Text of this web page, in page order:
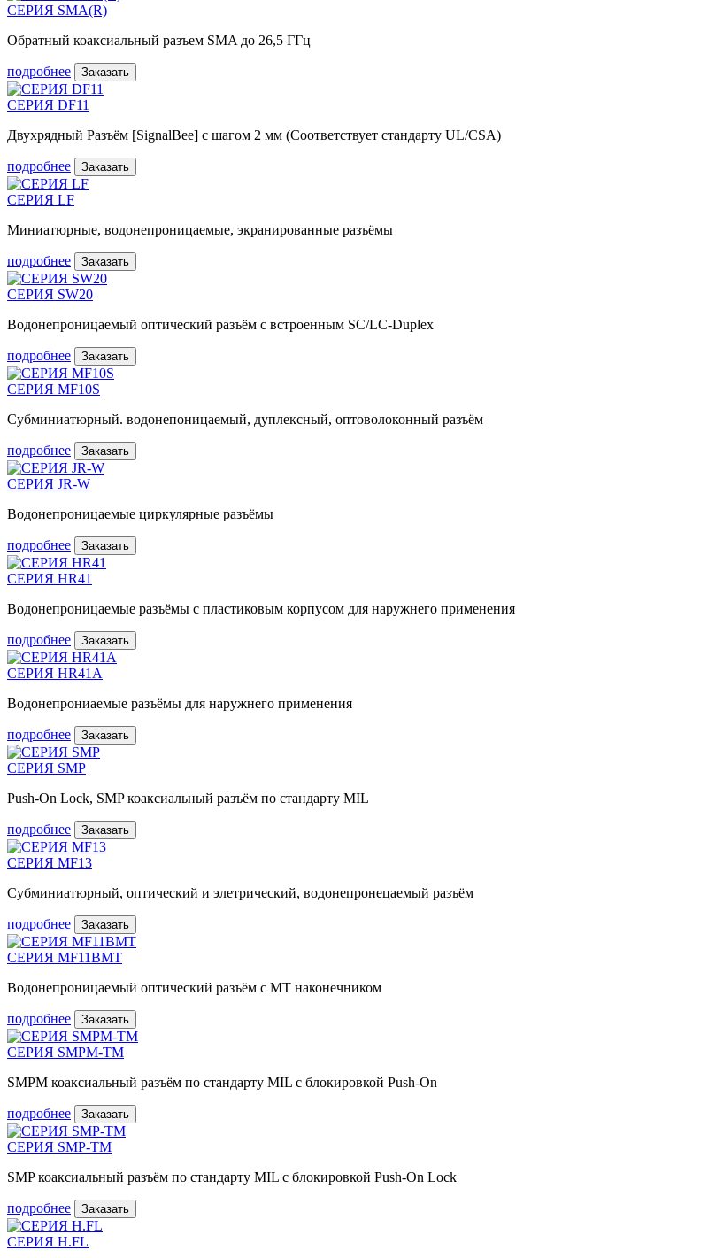
СЕРИЯ SMA(R)
Обратный коаксиальный разъем SMA до 26,5 ГГц
подробнее Заказать
СЕРИЯ DF11
Двухрядный Разъём [SignalBee] с шагом 2 мм (Соответствует стандарту UL/CSA)
подробнее Заказать
СЕРИЯ LF
Миниатюрные, водонепроницаемые, экранированные разъёмы
подробнее Заказать
СЕРИЯ SW20
Водонепроницаемый оптический разъём с встроенным SC/LC-Duplex
подробнее Заказать
СЕРИЯ MF10S
Субминиатюрный. водонепоницаемый, дуплексный, оптоволоконный разъём
подробнее Заказать
СЕРИЯ JR-W
Водонепроницаемые циркулярные разъёмы
подробнее Заказать
СЕРИЯ HR41
Водонепроницаемые разъёмы с пластиковым корпусом для наружнего применения
подробнее Заказать
СЕРИЯ HR41A
Водонепрониаемые разъёмы для наружнего применения
подробнее Заказать
СЕРИЯ SMP
Push-On Lock, SMP коаксиальный разъём по стандарту MIL
подробнее Заказать
СЕРИЯ MF13
Субминиатюрный, оптический и элетрический, водонепронецаемый разъём
подробнее Заказать
СЕРИЯ MF11BMT
Водонепроницаемый оптический разъём с MT наконечником
подробнее Заказать
СЕРИЯ SMPM-TM
SMPM коаксиальный разъём по стандарту MIL с блокировкой Push-On
подробнее Заказать
СЕРИЯ SMP-TM
SMP коаксиальный разъём по стандарту MIL с блокировкой Push-On Lock
подробнее Заказать
СЕРИЯ H.FL